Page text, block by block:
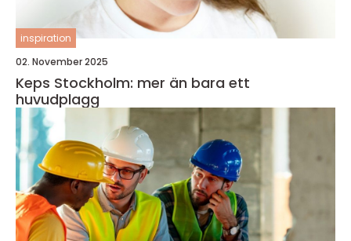
inspiration
02. November 2025
Keps Stockholm: mer än bara ett
huvudplagg